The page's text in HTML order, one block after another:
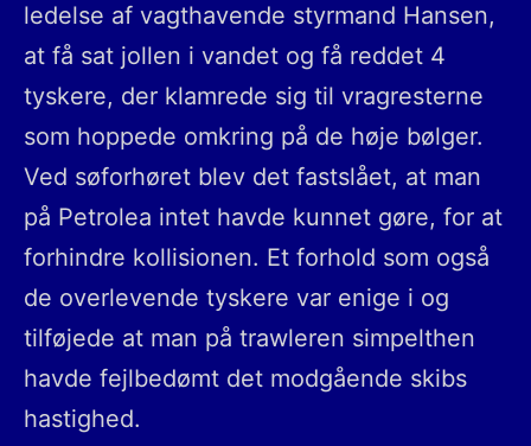
ledelse af vagthavende styrmand Hansen,
at få sat jollen i vandet og få reddet 4
tyskere, der klamrede sig til vragresterne
som hoppede omkring på de høje bølger.
Ved søforhøret blev det fastslået, at man
på Petrolea intet havde kunnet gøre, for at
forhindre kollisionen. Et forhold som også
de overlevende tyskere var enige i og
tilføjede at man på trawleren simpelthen
havde fejlbedømt det modgående skibs
hastighed.